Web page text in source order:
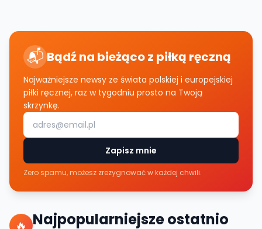
📬 Bądź na bieżąco z piłką ręczną
Najważniejsze newsy ze świata polskiej i europejskiej
piłki ręcznej, raz w tygodniu prosto na Twoją
skrzynkę.
Zapisz mnie
Zero spamu, możesz zrezygnować w każdej chwili.
🔥 Najpopularniejsze ostatnio